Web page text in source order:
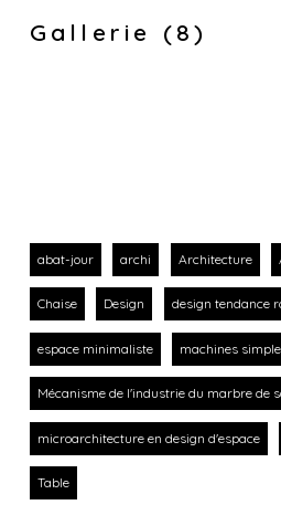
Gallerie (8)
abat-jour archi Architecture
Chaise Design design tendance
espace minimaliste machines
Mécanisme de l'industrie du marbre de
microarchitecture en design d'espace
Table